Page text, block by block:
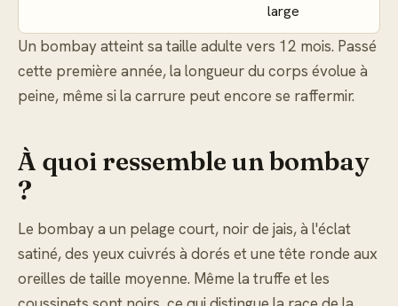
large
Un bombay atteint sa taille adulte vers 12 mois. Passé
cette première année, la longueur du corps évolue à
peine, même si la carrure peut encore se raffermir.
À quoi ressemble un bombay
?
Le bombay a un pelage court, noir de jais, à l'éclat
satiné, des yeux cuivrés à dorés et une tête ronde aux
oreilles de taille moyenne. Même la truffe et les